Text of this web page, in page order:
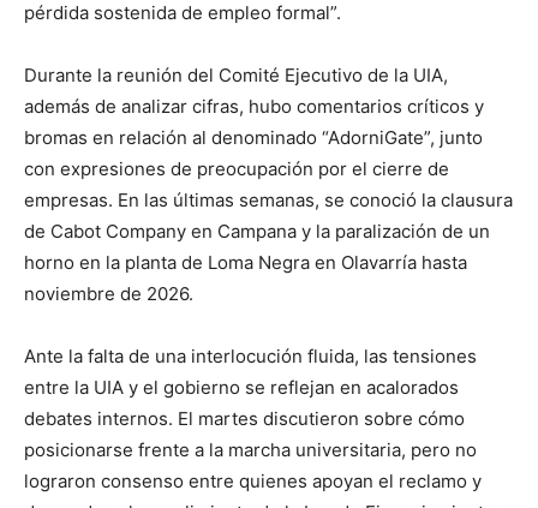
pérdida sostenida de empleo formal”.
Durante la reunión del Comité Ejecutivo de la UIA,
además de analizar cifras, hubo comentarios críticos y
bromas en relación al denominado “AdorniGate”, junto
con expresiones de preocupación por el cierre de
empresas. En las últimas semanas, se conoció la clausura
de Cabot Company en Campana y la paralización de un
horno en la planta de Loma Negra en Olavarría hasta
noviembre de 2026.
Ante la falta de una interlocución fluida, las tensiones
entre la UIA y el gobierno se reflejan en acalorados
debates internos. El martes discutieron sobre cómo
posicionarse frente a la marcha universitaria, pero no
lograron consenso entre quienes apoyan el reclamo y